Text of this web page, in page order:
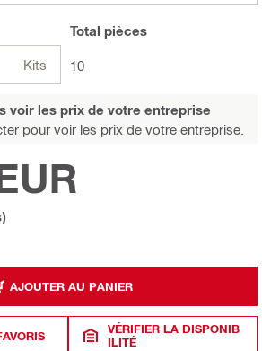
Kits
Total pièces
10
voir les prix de votre entreprise
pour voir les prix de votre entreprise.
AJOUTER AU PANIER
VÉRIFIER LA DISPONIB
ILITÉ